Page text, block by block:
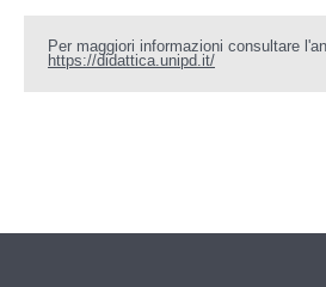
Per maggiori informazioni consultare
https://didattica.unipd.it/